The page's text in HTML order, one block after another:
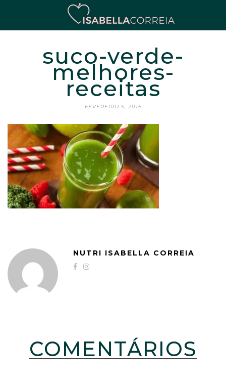
suco-verde-
melhores-
receitas
FEVEREIRO 5, 2016
NUTRI ISABELLA CORREIA
COMENTÁRIOS